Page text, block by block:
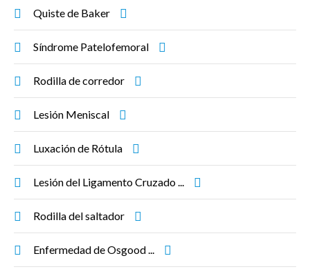
Quiste de Baker
Síndrome Patelofemoral
Rodilla de corredor
Lesión Meniscal
Luxación de Rótula
Lesión del Ligamento Cruzado ...
Rodilla del saltador
Enfermedad de Osgood ...